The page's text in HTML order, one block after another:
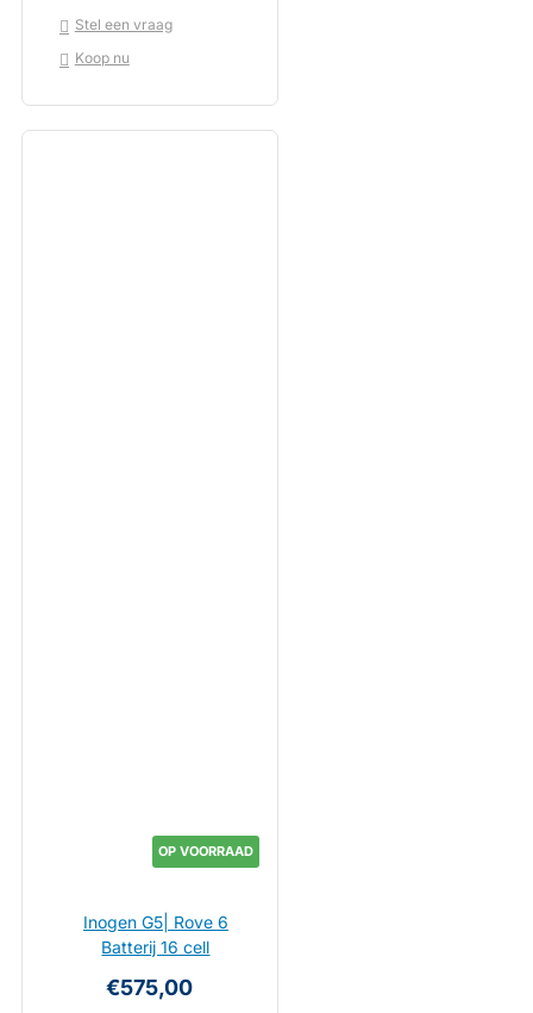
Stel een vraag
Koop nu
OP VOORRAAD
Inogen G5| Rove 6
Batterij 16 cell
€575,00